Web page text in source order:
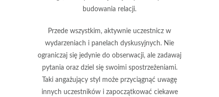
budowania relacji.
Przede wszystkim, aktywnie uczestnicz w
wydarzeniach i panelach dyskusyjnych. Nie
ograniczaj się jedynie do obserwacji, ale zadawaj
pytania oraz dziel się swoimi spostrzeżeniami.
Taki angażujący styl może przyciągnąć uwagę
innych uczestników i zapoczątkować ciekawe